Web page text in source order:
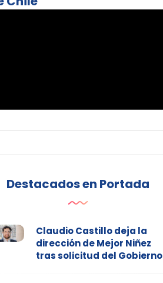
Destacados en Portada
Claudio Castillo deja la
dirección de Mejor Niñez
tras solicitud del Gobierno